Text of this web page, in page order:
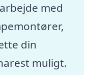
med
din
muligt.